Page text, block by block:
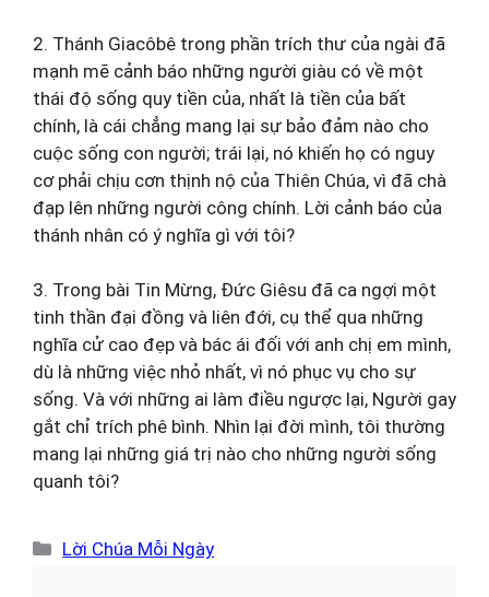
2. Thánh Giacôbê trong phần trích thư của ngài đã
mạnh mẽ cảnh báo những người giàu có về một
thái độ sống quy tiền của, nhất là tiền của bất
chính, là cái chẳng mang lại sự bảo đảm nào cho
cuộc sống con người; trái lại, nó khiến họ có nguy
cơ phải chịu cơn thịnh nộ của Thiên Chúa, vì đã chà
đạp lên những người công chính. Lời cảnh báo của
thánh nhân có ý nghĩa gì với tôi?
3. Trong bài Tin Mừng, Đức Giêsu đã ca ngợi một
tinh thần đại đồng và liên đới, cụ thể qua những
nghĩa cử cao đẹp và bác ái đối với anh chị em mình,
dù là những việc nhỏ nhất, vì nó phục vụ cho sự
sống. Và với những ai làm điều ngược lại, Người gay
gắt chỉ trích phê bình. Nhìn lại đời mình, tôi thường
mang lại những giá trị nào cho những người sống
quanh tôi?
Danh
Lời Chúa Mỗi Ngày